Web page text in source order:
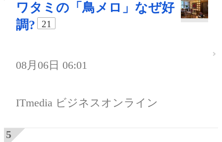
ワタミの「鳥メロ」なぜ好
調?
21
08月06日 06:01
ITmedia ビジネスオンライン